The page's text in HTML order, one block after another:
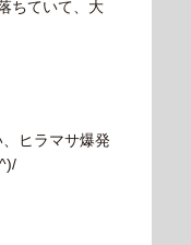
ちていて、大
ヒラマサ爆発